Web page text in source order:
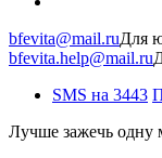
bfevita@mail.ruДля
bfevita.help@mail.ru
SMS на 3443
Лучше зажечь одну